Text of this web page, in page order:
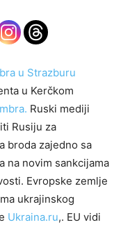
u Strazburu
u Kerčkom
Ruski mediji
Rusiju za
broda zajedno sa
na novim sankcijama
Evropske zemlje
ukrajinskog
Ukraina.ru,. EU vidi